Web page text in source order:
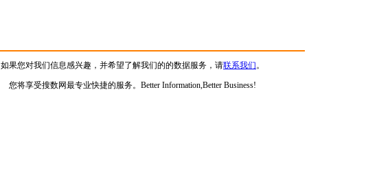
如果您对我们信息感兴趣，并希望了解我们的的数据服务，请联系我们。
您将享受搜数网最专业快捷的服务。Better Information,Better Business!